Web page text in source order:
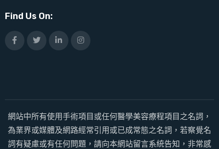
Find Us On:
網站中所有使用手術項目或任何醫學美容療程項目之名詞，
為業界或媒體及網路經常引用或已成常態之名詞，若察覺名
詞有疑慮或有任何問題，請向本網站留言系統告知，非常感